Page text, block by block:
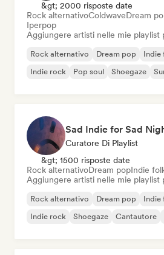
&gt; 2000 risposte date
Rock alternativoColdwaveDream
Iperpop
Aggiungere artisti nelle mie playlist
Rock alternativo Dream pop Indie
Indie rock
Pop soul Shoegaze
Sad Indie for Sad
Curatore Di Playlist
&gt; 1500 risposte date
Rock alternativoDream popIndie
Aggiungere artisti nelle mie playlist
Rock alternativo Dream pop Indie
Indie rock
Shoegaze Cantautore